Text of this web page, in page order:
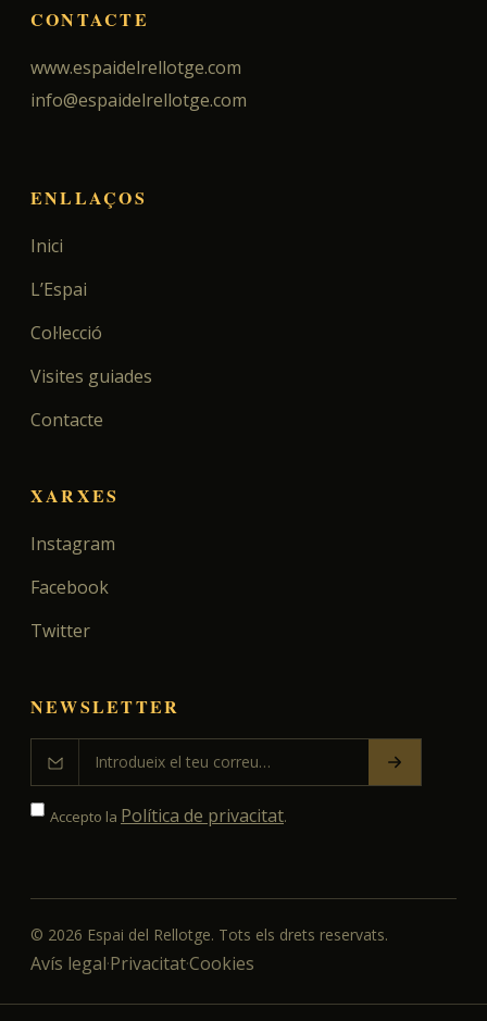
CONTACTE
www.espaidelrellotge.com
info@espaidelrellotge.com
ENLLAÇOS
Inici
L’Espai
Col·lecció
Visites guiades
Contacte
XARXES
Instagram
Facebook
Twitter
NEWSLETTER
Accepto la Política de privacitat.
© 2026 Espai del Rellotge. Tots els drets reservats.
Avís legal·Privacitat·Cookies